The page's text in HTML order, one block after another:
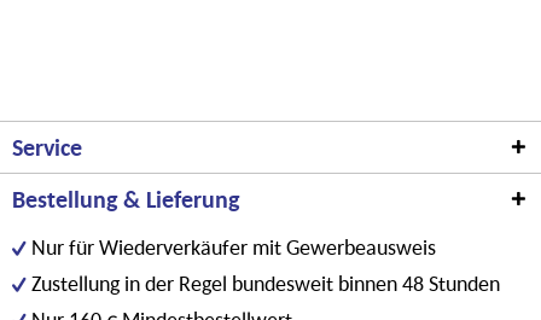
Service
Bestellung & Lieferung
Nur für Wiederverkäufer mit Gewerbeausweis
Zustellung in der Regel bundesweit binnen 48 Stunden